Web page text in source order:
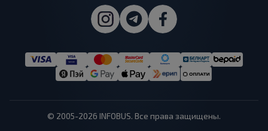
© 2005-2026 INFOBUS. Все права защищены.